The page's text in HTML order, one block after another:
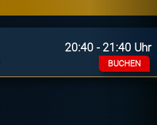
20:40 - 21:40 Uhr
BUCHEN